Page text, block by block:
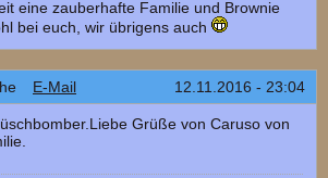
eine zauberhafte Familie und Brownie
bei euch, wir übrigens auch
E-Mail 12.11.2016 - 23:04
Grüße von Caruso von